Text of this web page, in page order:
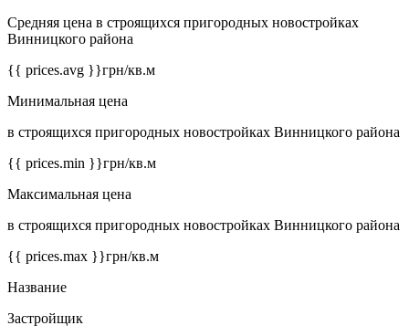
Средняя цена в строящихся пригородных новостройках
Винницкого района
{{ prices.avg }}грн/кв.м
Минимальная цена
в строящихся пригородных новостройках Винницкого района
{{ prices.min }}грн/кв.м
Максимальная цена
в строящихся пригородных новостройках Винницкого района
{{ prices.max }}грн/кв.м
Название
Застройщик